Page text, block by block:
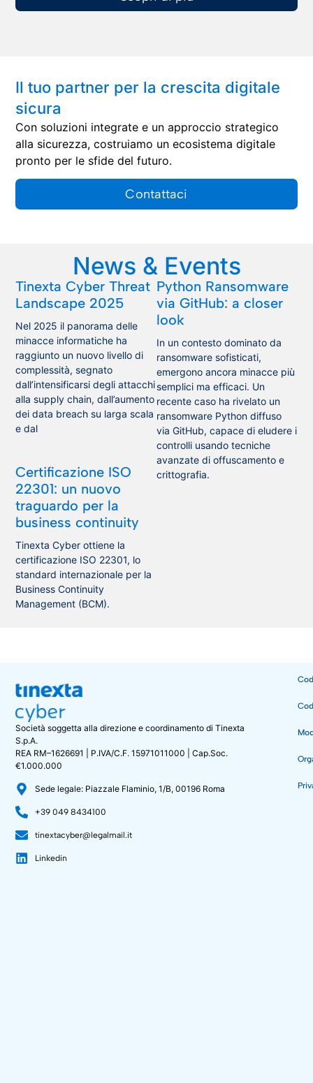
Il tuo partner per la crescita digitale
sicura
Con soluzioni integrate e un approccio strategico
alla sicurezza, costruiamo un ecosistema digitale
pronto per le sfide del futuro.
Contattaci
News & Events
Tinexta Cyber Threat
Landscape 2025
Nel 2025 il panorama delle
minacce informatiche ha
raggiunto un nuovo livello di
complessità, segnato
dall’intensificarsi degli attacchi
alla supply chain, dall’aumento
dei data breach su larga scala
e dal
Certificazione ISO
22301: un nuovo
traguardo per la
business continuity
Tinexta Cyber ottiene la
certificazione ISO 22301, lo
standard internazionale per la
Business Continuity
Management (BCM).
Python Ransomware
via GitHub: a closer
look
In un contesto dominato da
ransomware sofisticati,
emergono ancora minacce più
semplici ma efficaci. Un
recente caso ha rivelato un
ransomware Python diffuso
via GitHub, capace di eludere i
controlli usando tecniche
avanzate di offuscamento e
crittografia.
Società soggetta alla direzione e coordinamento di Tinexta
S.p.A.
REA RM–1626691 | P.IVA/C.F. 15971011000 | Cap.Soc.
€1.000.000
Sede legale: Piazzale Flaminio, 1/B, 00196 Roma
+39 049 8434100
tinextacyber@legalmail.it
Linkedin